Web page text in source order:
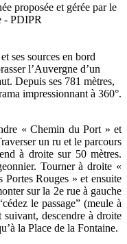
proposée et gérée par le
- PDIPR
ses sources en bord
l’Auvergne d’un
Depuis ses 781 mètres,
impressionnant à 360°.
« Chemin du Port » et
un ru et le parcours
à droite sur 50 mètres.
Tourner à droite «
Rouges » et ensuite
sur la 2e rue à gauche
le passage” (meule à
descendre à droite
la Place de la Fontaine.